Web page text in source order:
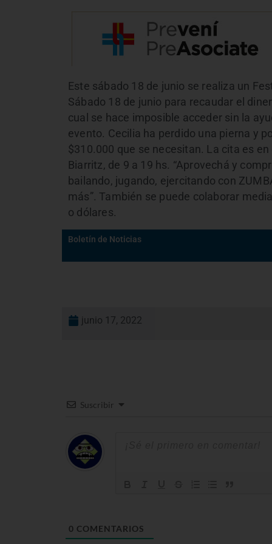
Este sábado 18 de junio se realiza un
Sábado 18 de junio para recaudar el
cual se hace imposible acceder sin la
evento. Cecilia ha perdido una pierna y
$310.000 que se necesitan. La cita es
Biarritz, de 9 a 19 hs. “Aprovechá y
bailando, jugando, ejercitando con
más”. También se puede colaborar
o dólares.
Boletín de Noticias
junio 17, 2022
Suscribir
0 COMENTARIOS